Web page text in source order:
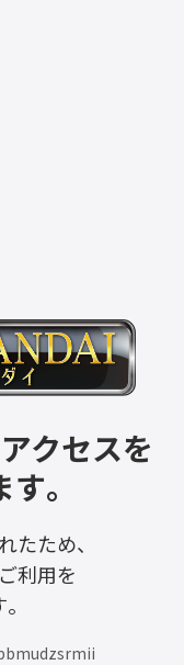
クセスを
。
たため、
利用を